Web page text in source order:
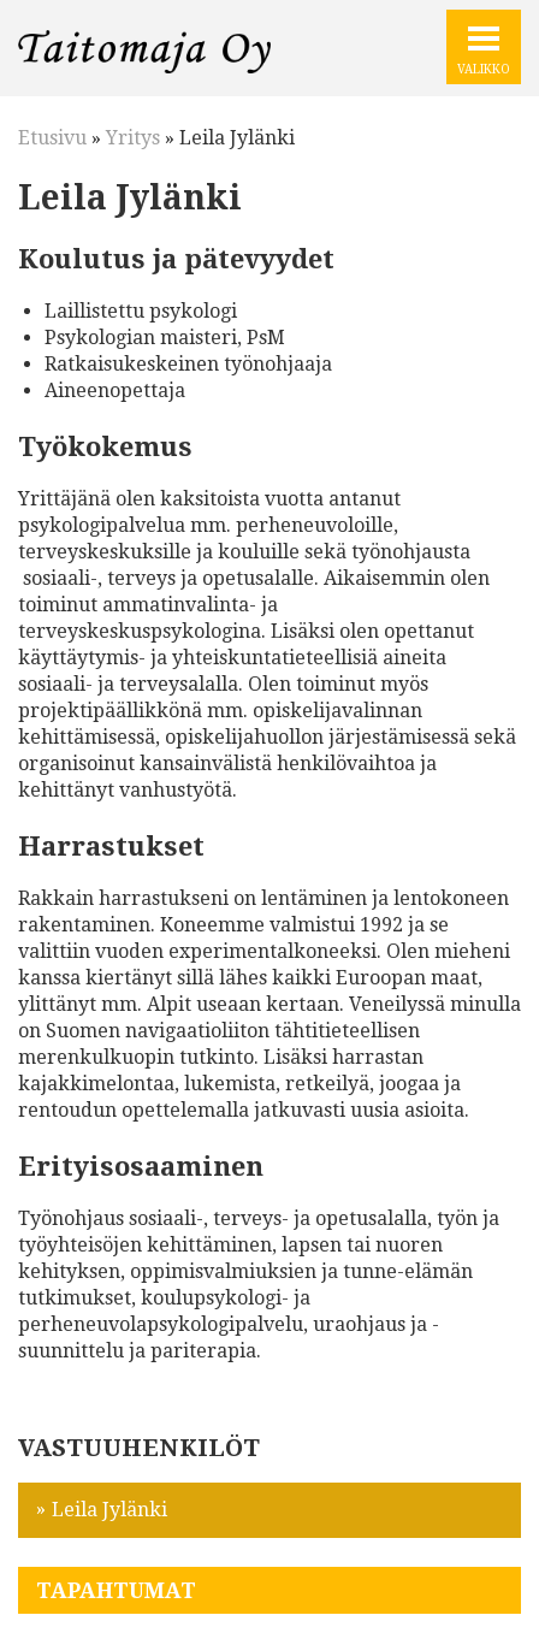
sisältöön
VALIKKO
Etusivu »Yritys » Leila Jylänki
Leila Jylänki
Koulutus ja pätevyydet
Laillistettu psykologi
Psykologian maisteri, PsM
Ratkaisukeskeinen työnohjaaja
Aineenopettaja
Työkokemus
Yrittäjänä olen kaksitoista vuotta antanut
psykologipalvelua mm. perheneuvoloille,
terveyskeskuksille ja kouluille sekä työnohjausta
sosiaali-, terveys ja opetusalalle. Aikaisemmin olen
toiminut ammatinvalinta- ja
terveyskeskuspsykologina. Lisäksi olen opettanut
käyttäytymis- ja yhteiskuntatieteellisiä aineita
sosiaali- ja terveysalalla. Olen toiminut myös
projektipäällikkönä mm. opiskelijavalinnan
kehittämisessä, opiskelijahuollon järjestämisessä sekä
organisoinut kansainvälistä henkilövaihtoa ja
kehittänyt vanhustyötä.
Harrastukset
Rakkain harrastukseni on lentäminen ja lentokoneen
rakentaminen. Koneemme valmistui 1992 ja se
valittiin vuoden experimentalkoneeksi. Olen mieheni
kanssa kiertänyt sillä lähes kaikki Euroopan maat,
ylittänyt mm. Alpit useaan kertaan. Veneilyssä minulla
on Suomen navigaatioliiton tähtitieteellisen
merenkulkuopin tutkinto. Lisäksi harrastan
kajakkimelontaa, lukemista, retkeilyä, joogaa ja
rentoudun opettelemalla jatkuvasti uusia asioita.
Erityisosaaminen
Työnohjaus sosiaali-, terveys- ja opetusalalla, työn ja
työyhteisöjen kehittäminen, lapsen tai nuoren
kehityksen, oppimisvalmiuksien ja tunne-elämän
tutkimukset, koulupsykologi- ja
perheneuvolapsykologipalvelu, uraohjaus ja -
suunnittelu ja pariterapia.
VASTUUHENKILÖT
Leila Jylänki
TAPAHTUMAT